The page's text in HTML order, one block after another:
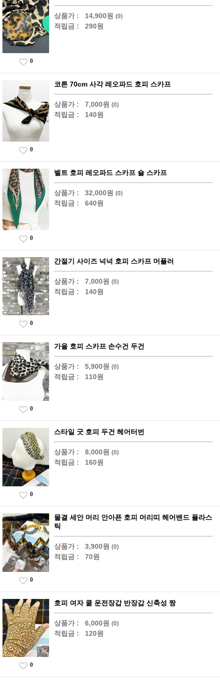
상품가 : 14,900원 (0)
적립금 : 290원
0
코튼 70cm 사각 레오파드 호피 스카프
상품가 : 7,000원 (0)
적립금 : 140원
0
벨트 호피 레오파드 스카프 숄 스카프
상품가 : 32,000원 (0)
적립금 : 640원
0
간절기 사이즈 넉넉 호피 스카프 머플러
상품가 : 7,000원 (0)
적립금 : 140원
0
가을 호피 스카프 손수건 두건
상품가 : 5,900원 (0)
적립금 : 110원
0
스타일 굿 호피 두건 헤어터번
상품가 : 8,000원 (0)
적립금 : 160원
0
물결 세안 머리 안아픈 호피 머리띠 헤어밴드 플라스
틱
상품가 : 3,900원 (0)
적립금 : 70원
0
호피 여자 쿨 운전장갑 반장갑 신축성 짱
상품가 : 6,000원 (0)
적립금 : 120원
0